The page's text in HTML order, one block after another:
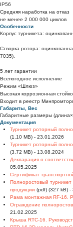
IP56
Средняя наработка на отказ
не менее 2 000 000 циклов
Особенности
Корпус турникета:
Створка ротора:
7035).
5 лет гарантии
Всепогодное исполнение
Режим «Шлюз»
Высокая коррозионная
Входит в реестр
Габариты, Вес
Габаритные размеры
Документация
Турникет роторный
(1.10 MB) - 23.01.2026
Турникет роторный
(3.72 MB) - 13.08.2024
Декларация о
05.05.2025
Сертификат
Полноростовый
продукции (pdf) (327 kB) -
Рама монтажная RF-16.
Ограждение
21.02.2025
Крыша RTC-16.